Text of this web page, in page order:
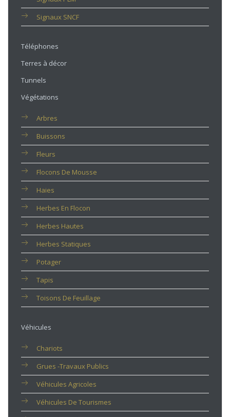
Signaux SNCF
Téléphones
Terres à décor
Tunnels
Végétations
Arbres
Buissons
Fleurs
Flocons De Mousse
Haies
Herbes En Flocon
Herbes Hautes
Herbes Statiques
Potager
Tapis
Toisons De Feuillage
Véhicules
Chariots
Grues -travaux Publics
Véhicules Agricoles
Véhicules De Tourismes